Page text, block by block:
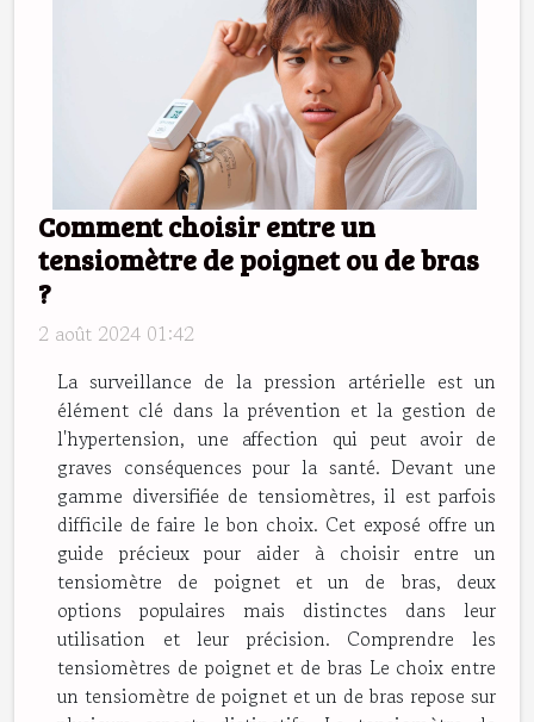
Comment choisir entre un
tensiomètre de poignet ou de bras
?
2 août 2024 01:42
La surveillance de la pression artérielle est un
élément clé dans la prévention et la gestion de
l'hypertension, une affection qui peut avoir de
graves conséquences pour la santé. Devant une
gamme diversifiée de tensiomètres, il est parfois
difficile de faire le bon choix. Cet exposé offre un
guide précieux pour aider à choisir entre un
tensiomètre de poignet et un de bras, deux
options populaires mais distinctes dans leur
utilisation et leur précision. Comprendre les
tensiomètres de poignet et de bras Le choix entre
un tensiomètre de poignet et un de bras repose sur